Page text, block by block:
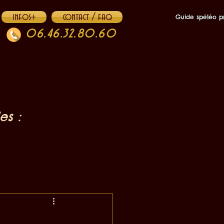
infos+ contact / faq
06.46.32.80.60
Guide spéléo
: